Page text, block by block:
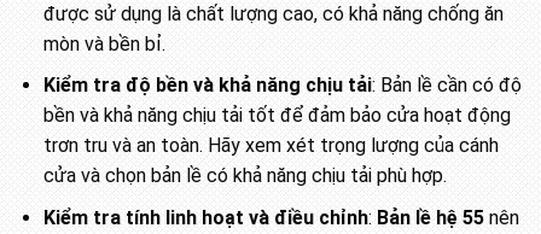
được sử dụng là chất lượng cao, có khả năng chống ăn
mòn và bền bỉ.
Kiểm tra độ bền và khả năng chịu tải: Bản lề cần có độ
bền và khả năng chịu tải tốt để đảm bảo cửa hoạt động
trơn tru và an toàn. Hãy xem xét trọng lượng của cánh
cửa và chọn bản lề có khả năng chịu tải phù hợp.
Kiểm tra tính linh hoạt và điều chỉnh:Bản lề hệ 55nên